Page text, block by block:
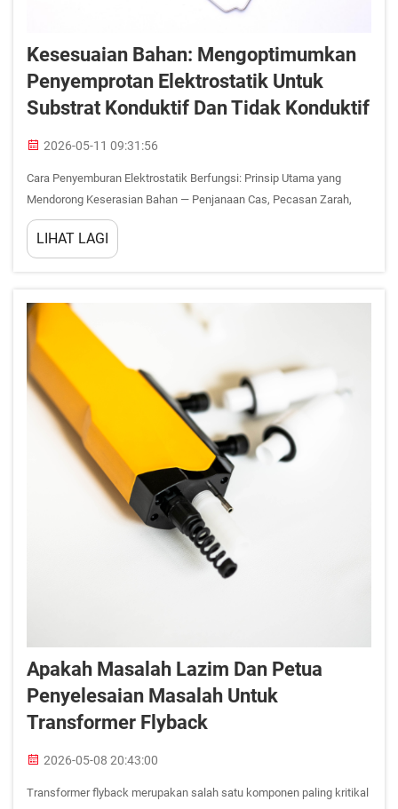
Kesesuaian Bahan: Mengoptimumkan
Penyemprotan Elektrostatik Untuk
Substrat Konduktif Dan Tidak Konduktif
2026-05-11 09:31:56
Cara Penyemburan Elektrostatik Berfungsi: Prinsip Utama yang
Mendorong Keserasian Bahan — Penjanaan Cas, Pecasan Zarah,
dan Asas Tarikan Coulombik. Penyemburan elektrostatik bergantung
pada tiga prinsip fizikal yang saling berkait: cas voltan tinggi...
LIHAT LAGI
Apakah Masalah Lazim Dan Petua
Penyelesaian Masalah Untuk
Transformer Flyback
2026-05-08 20:43:00
Transformer flyback merupakan salah satu komponen paling kritikal